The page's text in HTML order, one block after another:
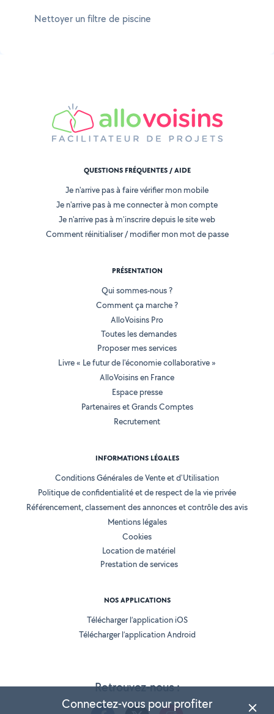
Nettoyer un filtre de piscine
Retrouvez-nous :
QUESTIONS FRÉQUENTES / AIDE
Je n'arrive pas à faire vérifier mon mobile
Je n'arrive pas à me connecter à mon compte
Je n'arrive pas à m'inscrire depuis le site web
Comment réinitialiser / modifier mon mot de passe
PRÉSENTATION
Qui sommes-nous ?
Comment ça marche ?
AlloVoisins Pro
Toutes les demandes
Proposer mes services
Livre « Le futur de l'économie collaborative »
AlloVoisins en France
Espace presse
Partenaires et Grands Comptes
Recrutement
INFORMATIONS LÉGALES
Conditions Générales de Vente et d'Utilisation
Politique de confidentialité et de respect de la vie privée
Référencement, classement des annonces et contrôle des avis
Mentions légales
Cookies
Location de matériel
Prestation de services
NOS APPLICATIONS
Télécharger l’application iOS
Télécharger l’application Android
Connectez-vous pour profiter